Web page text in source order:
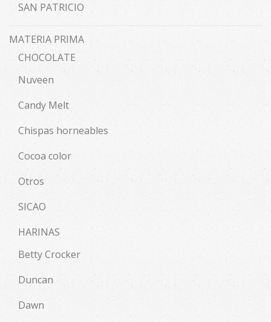
SAN PATRICIO
MATERIA PRIMA
CHOCOLATE
Nuveen
Candy Melt
Chispas horneables
Cocoa color
Otros
SICAO
HARINAS
Betty Crocker
Duncan
Dawn